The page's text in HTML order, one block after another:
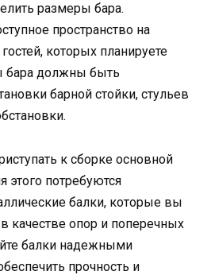
размеры бара.
пространство на
которых планируете
бара должны быть
барной стойки, стульев
к сборке основной
этого потребуются
балки, которые вы
качестве опор и поперечных
балки надежными
прочность и